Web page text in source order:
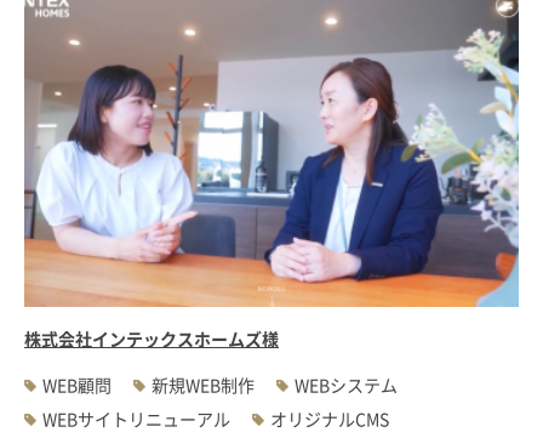
株式会社インテックスホームズ様
WEB顧問
新規WEB制作
WEBシステム
WEBサイトリニューアル
オリジナルCMS